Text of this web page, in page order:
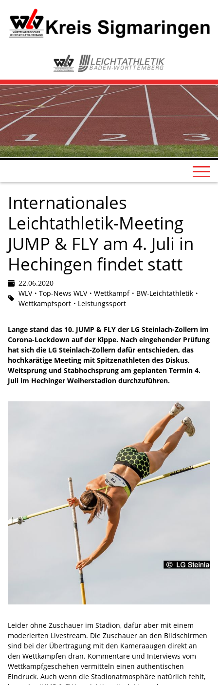
Internationales
Leichtathletik-Meeting
JUMP & FLY am 4. Juli in
Hechingen findet statt
22.06.2020
WLV
Top-News WLV Wettkampf
BW-Leichtathletik
Wettkampfsport
Leistungssport
Lange stand das 10. JUMP & FLY der LG Steinlach-Zollern im
Corona-Lockdown auf der Kippe. Nach eingehender Prüfung
hat sich die LG Steinlach-Zollern dafür entschieden, das
hochkarätige Meeting mit Spitzenathleten des Diskus,
Weitsprung und Stabhochsprung am geplanten Termin 4.
Juli im Hechinger Weiherstadion durchzuführen.
Leider ohne Zuschauer im Stadion, dafür aber mit einem
moderierten Livestream. Die Zuschauer an den Bildschirmen
sind bei der Übertragung mit den Kameraaugen direkt an
den Wettkämpfen dran. Kommentare und Interviews vom
Wettkampfgeschehen vermitteln einen authentischen
Eindruck. Auch wenn die Stadionatmosphäre natürlich fehlt,